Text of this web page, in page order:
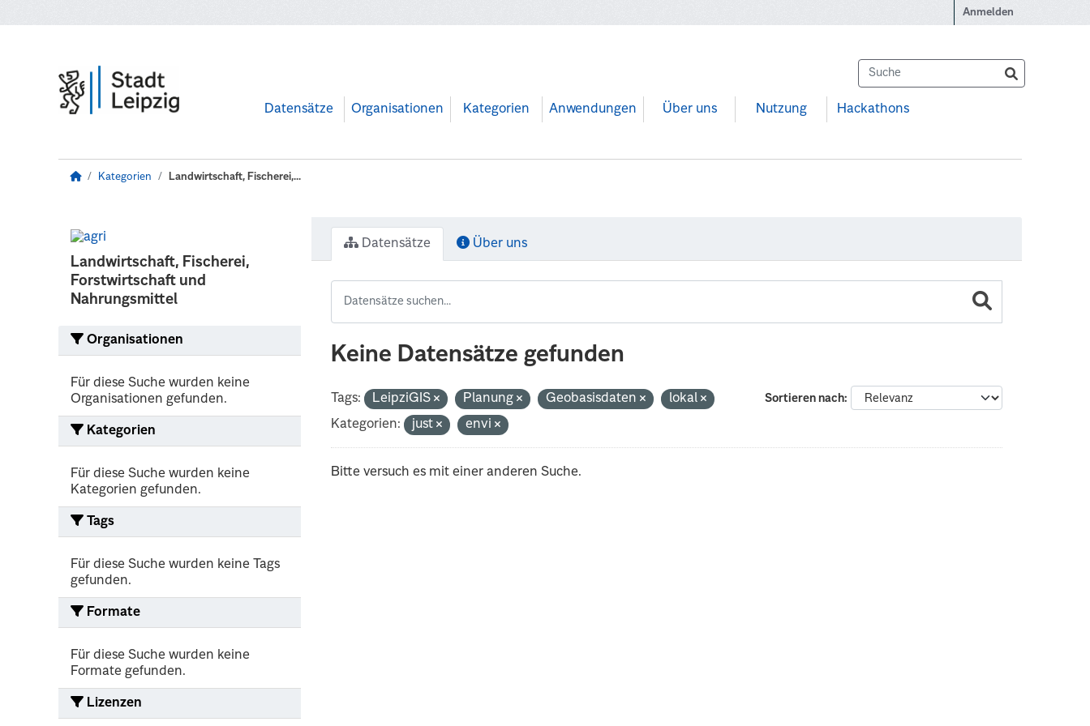
Anmelden
Datensätze Organisationen Kategorien Anwendungen Über uns Nutzung Hackathons
Kategorien Landwirtschaft, Fischerei,...
Landwirtschaft, Fischerei,
Forstwirtschaft und
Nahrungsmittel
Organisationen
Für diese Suche wurden keine
Organisationen gefunden.
Kategorien
Für diese Suche wurden keine
Kategorien gefunden.
Tags
Für diese Suche wurden keine Tags
gefunden.
Formate
Für diese Suche wurden keine
Formate gefunden.
Lizenzen
Datensätze Über uns
Keine Datensätze gefunden
Sortieren nach
Tags: LeipziGIS Planung Geobasisdaten
lokal
Kategorien:
just envi
Bitte versuch es mit einer anderen Suche.